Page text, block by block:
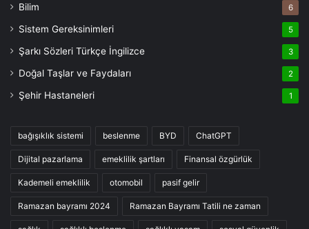
Bilim 6
Sistem Gereksinimleri 5
Şarkı Sözleri Türkçe İngilizce 3
Doğal Taşlar ve Faydaları 2
Şehir Hastaneleri 1
bağışıklık sistemi beslenme BYD ChatGPT
Dijital pazarlama emeklilik şartları Finansal özgürlük
Kademeli emeklilik otomobil pasif gelir
Ramazan bayramı 2024 Ramazan Bayramı Tatili ne zaman